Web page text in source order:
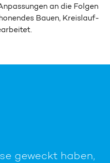
an die Folgen
Bauen, Kreislauf­
geweckt haben,